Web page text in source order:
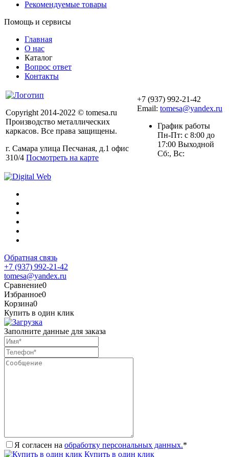
Рекомендуемые товары
Помощь и сервисы
Главная
О нас
Каталог
Вопрос ответ
Контакты
Copyright 2014-2022 © tomesa.ru
Производство металлических
каркасов. Все права защищены.
г. Самара улица Песчаная, д.1 офис
310/4 Посмотреть на карте
+7 (937) 992-21-42
Email: tomesa@yandex.ru
График работы
Пн-Пт: с 8:00 до
17:00 Выходной
Сб:, Вс:
Обратная связь
+7 (937) 992-21-42
tomesa@yandex.ru
Сравнение0
Избранное0
Корзина0
Купить в один клик
Заполните данные для заказа
Я согласен на обработку персональных данных.*
Купить в один клик